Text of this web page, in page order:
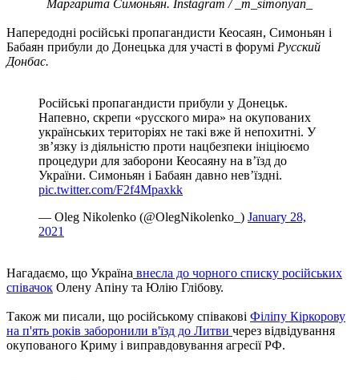
Маргарита Симоньян. Instagram / _m_simonyan_
Напередодні російські пропагандисти Кеосаян, Симоньян і
Бабаян прибули до Донецька для участі в форумі Русский
Донбас.
Російські пропагандисти прибули у Донецьк.
Напевно, скрепи «русского мира» на окупованих
українських територіях не такі вже й непохитні. У
зв’язку із діяльністю проти нацбезпеки ініціюємо
процедури для заборони Кеосаяну на в’їзд до
України. Симоньян і Бабаян давно нев’їздні.
pic.twitter.com/F2f4Mpaxkk
— Oleg Nikolenko (@OlegNikolenko_) January 28,
2021
Нагадаємо, що Україна внесла до чорного списку російських
співачок Олену Апіну та Юлію Глібову.
Також ми писали, що російському співакові Філіпу Кіркорову
на п'ять років заборонили в'їзд до Литви через відвідування
окупованого Криму і виправдовування агресії РФ.